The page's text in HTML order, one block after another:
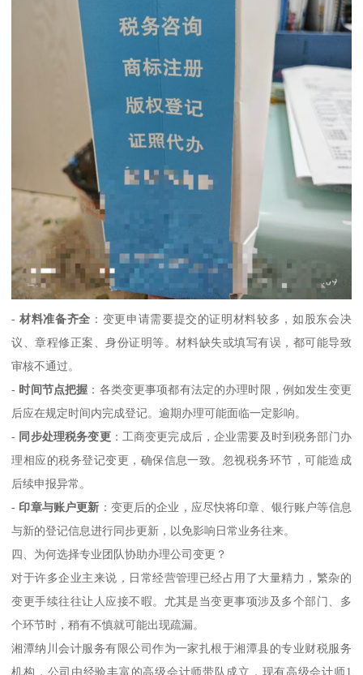
- 材料准备齐全 ：变更申请需要提交的证明材料较多，如股东会决
议、章程修正案、身份证明等。材料缺失或填写有误，都可能导致
审核不通过。
- 时间节点把握 ：各类变更事项都有法定的办理时限，例如发生变更
后应在规定时间内完成登记。逾期办理可能面临一定影响。
- 同步处理税务变更：工商变更完成后，企业需要及时到税务部门办
理相应的税务登记变更，确保信息一致。忽视税务环节，可能造成
后续申报异常。
- 印章与账户更新 ：变更后的企业，应尽快将印章、银行账户等信息
与新的登记信息进行同步更新，以免影响日常业务往来。
四、为何选择专业团队协助办理公司变更？
对于许多企业主来说，日常经营管理已经占用了大量精力，繁杂的
变更手续往往让人应接不暇。尤其是当变更事项涉及多个部门、多
个环节时，稍有不慎就可能出现疏漏。
湘潭纳川会计服务有限公司作为一家扎根于湘潭县的专业财税服务
机构，公司由经验丰富的高级会计师带队成立，现有高级会计师1